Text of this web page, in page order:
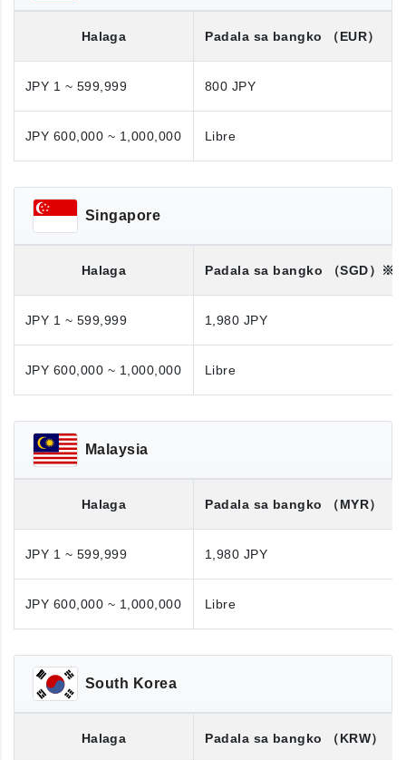
Halaga Padala sa bangko （EUR）
JPY 1 ~ 599,999 800 JPY
JPY 600,000 ~ 1,000,000 Libre
Singapore
Halaga Padala sa bangko （SGD）※
JPY 1 ~ 599,999 1,980 JPY
JPY 600,000 ~ 1,000,000 Libre
Malaysia
Halaga Padala sa bangko （MYR）
JPY 1 ~ 599,999 1,980 JPY
JPY 600,000 ~ 1,000,000 Libre
South Korea
Halaga Padala sa bangko （KRW）